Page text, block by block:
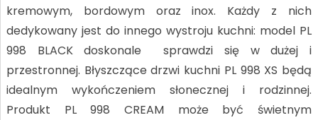
kremowym, bordowym oraz inox. Każdy z nich
dedykowany jest do innego wystroju kuchni: model PL
998 BLACK doskonale sprawdzi się w dużej i
przestronnej. Błyszczące drzwi kuchni PL 998 XS będą
idealnym wykończeniem słonecznej i rodzinnej.
Produkt PL 998 CREAM może być świetnym